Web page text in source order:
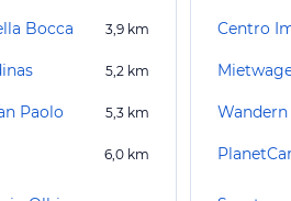
Bocca 3,9 km
5,2 km
Paolo 5,3 km
6,0 km
Centro
Wandern